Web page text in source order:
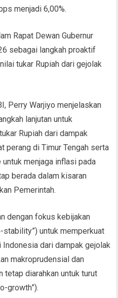
menjadi 6,00%.
Rapat Dewan Gubernur
sebagai langkah proaktif
tukar Rupiah dari gejolak
Perry Warjiyo menjelaskan
lanjutan untuk
Rupiah dari dampak
perang di Timur Tengah serta
menjaga inflasi pada
berada dalam kisaran
Pemerintah.
dengan fokus kebijakan
untuk memperkuat
dari dampak gejolak
makroprudensial dan
tetap diarahkan untuk turut
growth”).